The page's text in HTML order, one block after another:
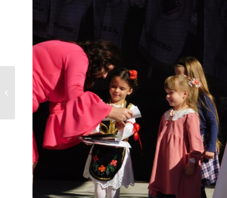
Међународно
оцењивање вина и
ракија